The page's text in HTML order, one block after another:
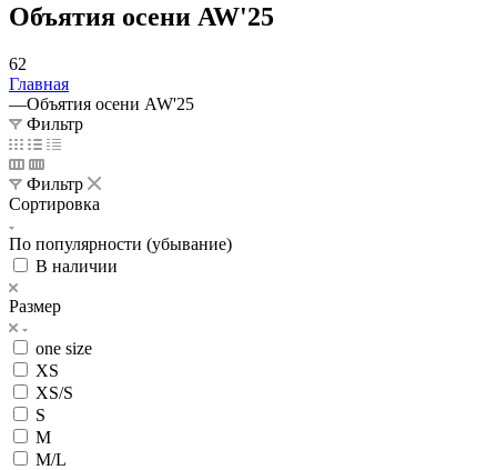
Объятия осени AW'25
62
Главная
—Объятия осени AW'25
Фильтр
Фильтр
Сортировка
По популярности (убывание)
В наличии
Размер
one size
XS
XS/S
S
M
M/L